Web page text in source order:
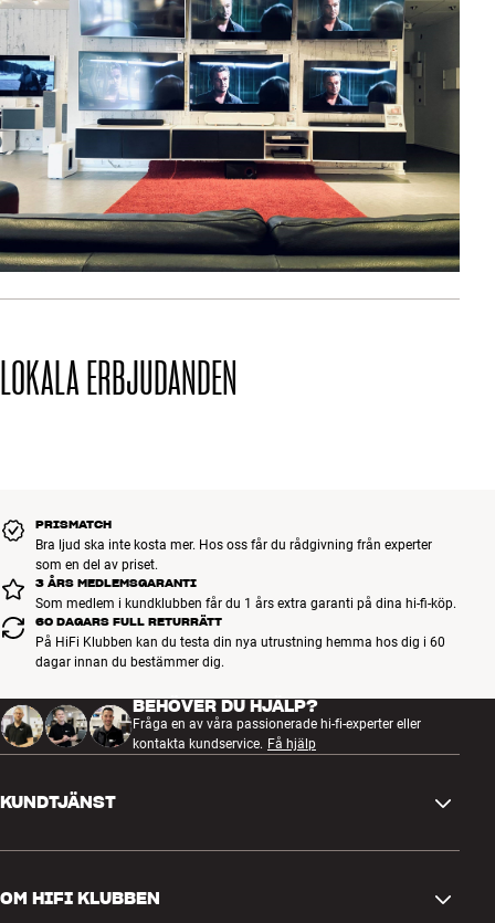
LOKALA ERBJUDANDEN
PRISMATCH
Bra ljud ska inte kosta mer. Hos oss får du rådgivning från experter
som en del av priset.
3 ÅRS MEDLEMSGARANTI
Som medlem i kundklubben får du 1 års extra garanti på dina hi-fi-köp.
60 DAGARS FULL RETURRÄTT
På HiFi Klubben kan du testa din nya utrustning hemma hos dig i 60
dagar innan du bestämmer dig.
BEHÖVER DU HJÄLP?
Fråga en av våra passionerade hi-fi-experter eller
kontakta kundservice. Få hjälp
KUNDTJÄNST
OM HIFI KLUBBEN